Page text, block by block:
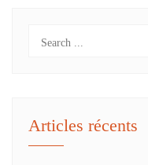
Articles récents